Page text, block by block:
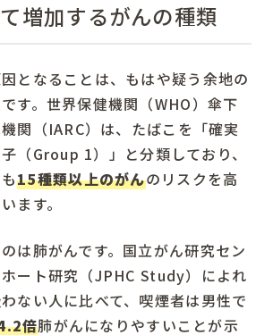
増加するがんの種類
となることは、もはや疑う余地の
す。世界保健機関（WHO）傘下
関（IARC）は、たばこを「確実
（Group 1）」と分類しており、
15種類以上のがんのリスクを高
ます。
は肺がんです。国立がん研究セン
ート研究（JPHC Study）によれ
ない人に比べて、喫煙者は男性で
倍肺がんになりやすいことが示